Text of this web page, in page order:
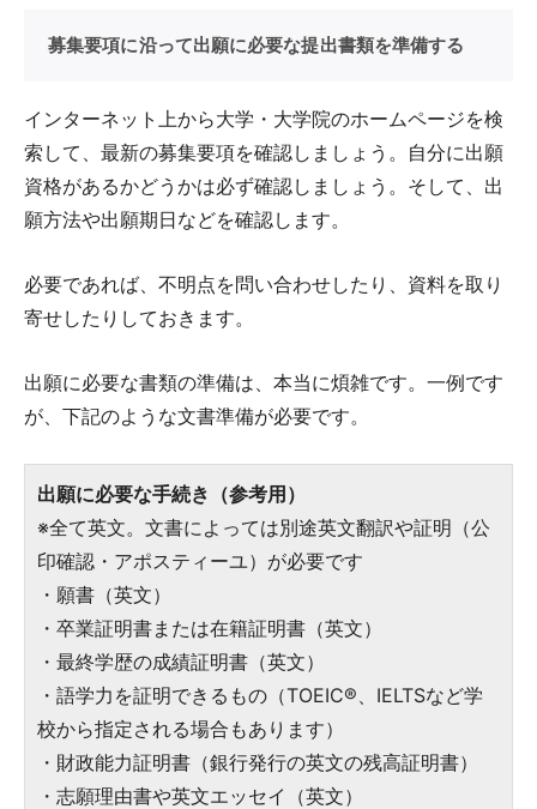
募集要項に沿って出願に必要な提出書類を準備する
インターネット上から大学・大学院のホームページを検
索して、最新の募集要項を確認しましょう。自分に出願
資格があるかどうかは必ず確認しましょう。そして、出
願方法や出願期日などを確認します。
必要であれば、不明点を問い合わせしたり、資料を取り
寄せしたりしておきます。
出願に必要な書類の準備は、本当に煩雑です。一例です
が、下記のような文書準備が必要です。
出願に必要な手続き（参考用）
※全て英文。文書によっては別途英文翻訳や証明（公
印確認・アポスティーユ）が必要です
・願書（英文）
・卒業証明書または在籍証明書（英文）
・最終学歴の成績証明書（英文）
・語学力を証明できるもの（TOEIC®、IELTSなど学
校から指定される場合もあります）
・財政能力証明書（銀行発行の英文の残高証明書）
・志願理由書や英文エッセイ（英文）